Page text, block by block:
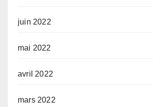
juin 2022
mai 2022
avril 2022
mars 2022